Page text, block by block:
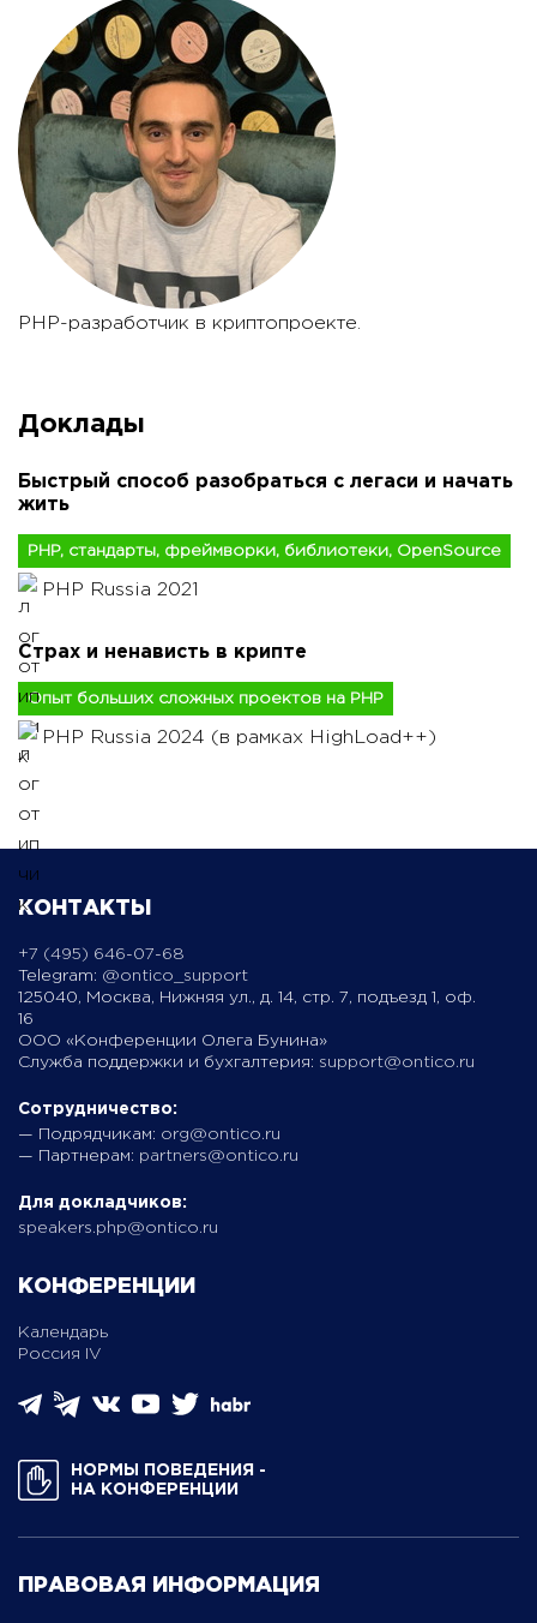
PHP-разработчик в криптопроекте.
Доклады
Быстрый способ разобраться с легаси и начать
жить
PHP, стандарты, фреймворки, библиотеки, OpenSource
PHP Russia 2021
Страх и ненависть в крипте
Опыт больших сложных проектов на PHP
PHP Russia 2024 (в рамках HighLoad++)
КОНТАКТЫ
+7 (495) 646-07-68
Telegram: @ontico_support
125040, Москва, Нижняя ул., д. 14, стр. 7, подъезд 1, оф.
16
ООО «Конференции Олега Бунина»
Служба поддержки и бухгалтерия: support@ontico.ru
Сотрудничество:
— Подрядчикам: org@ontico.ru
— Партнерам: partners@ontico.ru
Для докладчиков:
speakers.php@ontico.ru
КОНФЕРЕНЦИИ
Календарь
Россия IV
НОРМЫ ПОВЕДЕНИЯ ­
НА КОНФЕРЕНЦИИ
ПРАВОВАЯ ИНФОРМАЦИЯ